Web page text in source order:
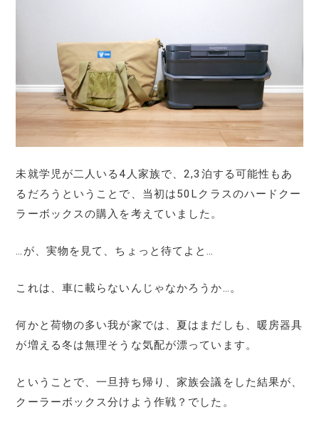
未就学児が二人いる4人家族で、2,3泊する可能性もあ
るだろうということで、当初は50Lクラスのハードクー
ラーボックスの購入を考えていました。
…が、実物を見て、ちょっと待てよと…
これは、車に載らないんじゃなかろうか…。
何かと荷物の多い我が家では、夏はまだしも、暖房器具
が増える冬は無理そうな気配が漂っています。
ということで、一旦持ち帰り、家族会議をした結果が、
クーラーボックス分けよう作戦？でした。